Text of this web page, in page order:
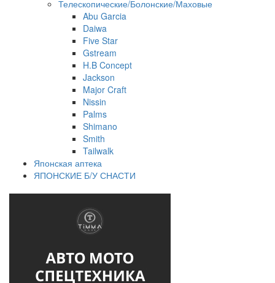
Телескопические/Болонские/Маховые
Abu Garcia
Daiwa
Five Star
Gstream
H.B Concept
Jackson
Major Craft
Nissin
Palms
Shimano
Smith
Tailwalk
Японская аптека
ЯПОНСКИЕ Б/У СНАСТИ